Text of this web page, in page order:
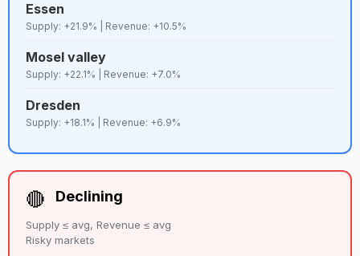
Essen
Supply: +21.9% | Revenue: +10.5%
Mosel valley
Supply: +22.1% | Revenue: +7.0%
Dresden
Supply: +18.1% | Revenue: +6.9%
🔴 Declining
Supply ≤ avg, Revenue ≤ avg
Risky markets